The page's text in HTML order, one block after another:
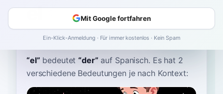
el
el el
“el” bedeutet “der” auf Spanisch. Es hat 2
verschiedene Bedeutungen je nach Kontext:
Mit Google fortfahren
Ein-Klick-Anmeldung · Für immer kostenlos · Kein Spam